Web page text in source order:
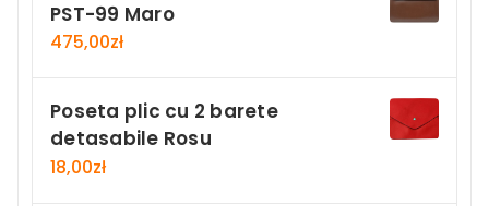
PST-99 Maro
475,00zł
Poseta plic cu 2 barete
detasabile Rosu
18,00zł